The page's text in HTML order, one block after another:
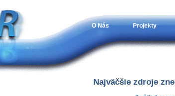
O Nás Projekty
Najväčšie zdroje